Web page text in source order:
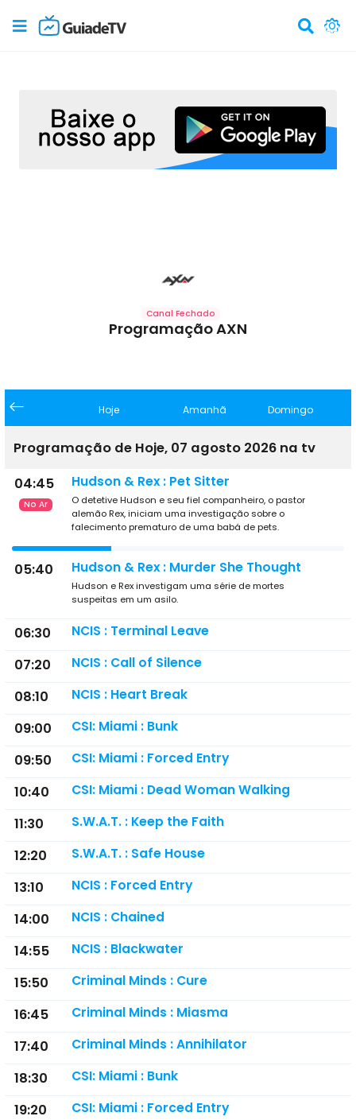
Canal Fechado
Programação AXN
Hoje Amanhã Domingo
Programação de Hoje, 07 agosto 2026 na tv
04:45
No Ar
Hudson & Rex : Pet Sitter
O detetive Hudson e seu fiel companheiro, o pastor
alemão Rex, iniciam uma investigação sobre o
falecimento prematuro de uma babá de pets.
05:40 Hudson & Rex : Murder She Thought
Hudson e Rex investigam uma série de mortes
suspeitas em um asilo.
06:30 NCIS : Terminal Leave
07:20 NCIS : Call of Silence
08:10 NCIS : Heart Break
09:00 CSI: Miami : Bunk
09:50 CSI: Miami : Forced Entry
10:40 CSI: Miami : Dead Woman Walking
11:30 S.W.A.T. : Keep the Faith
12:20 S.W.A.T. : Safe House
13:10 NCIS : Forced Entry
14:00 NCIS : Chained
14:55 NCIS : Blackwater
15:50 Criminal Minds : Cure
16:45 Criminal Minds : Miasma
17:40 Criminal Minds : Annihilator
18:30 CSI: Miami : Bunk
19:20 CSI: Miami : Forced Entry